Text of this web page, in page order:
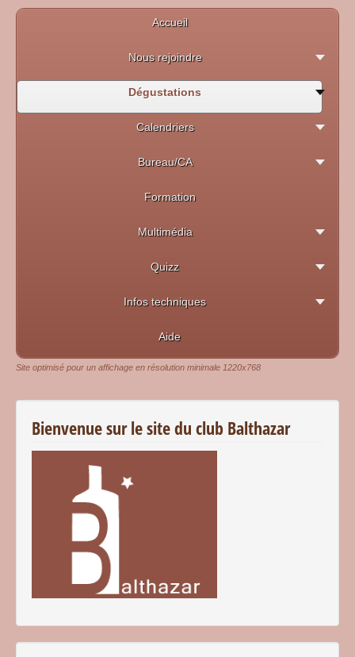
Accueil
Nous rejoindre
Dégustations
Calendriers
Bureau/CA
Formation
Multimédia
Quizz
Infos techniques
Aide
Site optimisé pour un affichage en résolution minimale 1220x768
Bienvenue sur le site du club Balthazar